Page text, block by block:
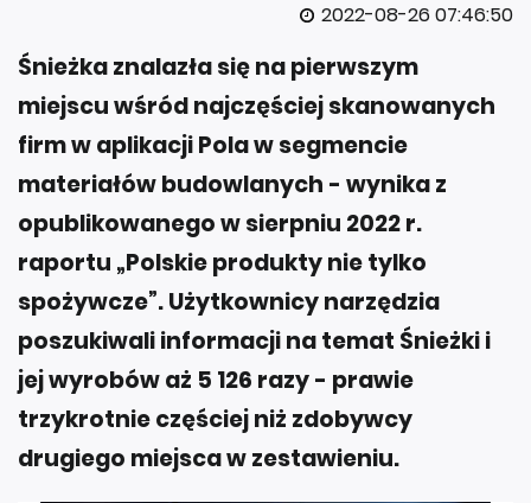
2022-08-26 07:46:50
Śnieżka znalazła się na pierwszym
miejscu wśród najczęściej skanowanych
firm w aplikacji Pola w segmencie
materiałów budowlanych - wynika z
opublikowanego w sierpniu 2022 r.
raportu „Polskie produkty nie tylko
spożywcze”. Użytkownicy narzędzia
poszukiwali informacji na temat Śnieżki i
jej wyrobów aż 5 126 razy - prawie
trzykrotnie częściej niż zdobywcy
drugiego miejsca w zestawieniu.